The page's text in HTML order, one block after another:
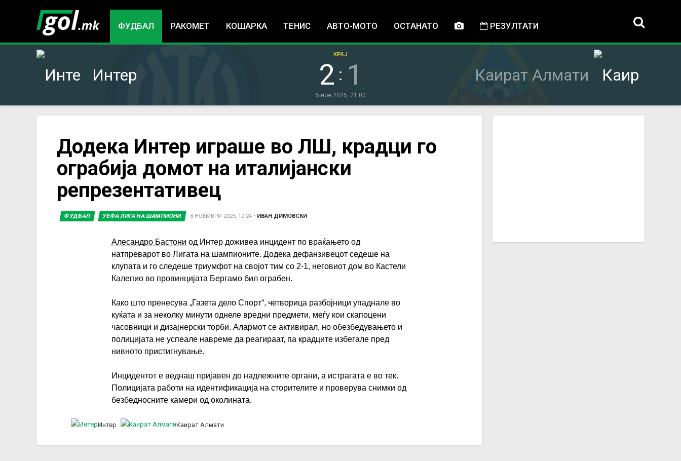
ФУДБАЛ РАКОМЕТ КОШАРКА ТЕНИС АВТО-МОТО ОСТАНАТО РЕЗУЛТАТИ
Интер Каират Алмати
2 : 1
КРАЈ
5 ное 2025, 21:00
here
Додека Интер играше во ЛШ, крадци го
ограбија домот на италијански
репрезентативец
ФУДБАЛ УЕФА ЛИГА НА ШАМПИОНИ 8 НОЕМВРИ 2025, 12:24• ИВАН ДИМОВСКИ
Алесандро Бастони од Интер доживеа инцидент по враќањето од
натпреварот во Лигата на шампионите. Додека дефанзивецот седеше на
клупата и го следеше триумфот на својот тим со 2-1, неговиот дом во Кастели
Калепио во провинцијата Бергамо бил ограбен.
Како што пренесува „Газета дело Спорт“, четворица разбојници упаднале во
куќата и за неколку минути однеле вредни предмети, меѓу кои скапоцени
часовници и дизајнерски торби. Алармот се активирал, но обезбедувањето и
полицијата не успеале навреме да реагираат, па крадците избегале пред
нивното пристигнување.
Инцидентот е веднаш пријавен до надлежните органи, а истрагата е во тек.
Полицијата работи на идентификација на сторителите и проверува снимки од
безбедносните камери од околината.
Интер Каират Алмати